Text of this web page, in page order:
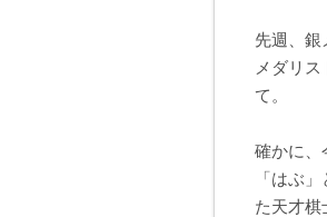
先週、銀
メダリ
て。
確かに、
「はぶ
た天才棋